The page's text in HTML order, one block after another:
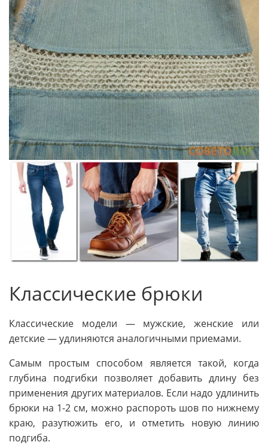
Классические брюки
Классические модели — мужские, женские или
детские — удлиняются аналогичными приемами.
Самым простым способом является такой, когда
глубина подгибки позволяет добавить длину без
применения других материалов. Если надо удлинить
брюки на 1-2 см, можно распороть шов по нижнему
краю, разутюжить его, и отметить новую линию
подгиба.